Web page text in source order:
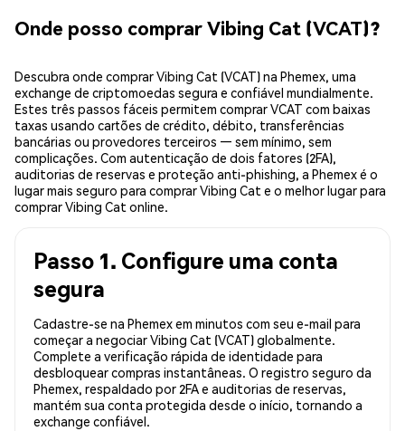
Onde posso comprar Vibing Cat (VCAT)?
Descubra onde comprar Vibing Cat (VCAT) na Phemex, uma
exchange de criptomoedas segura e confiável mundialmente.
Estes três passos fáceis permitem comprar VCAT com baixas
taxas usando cartões de crédito, débito, transferências
bancárias ou provedores terceiros — sem mínimo, sem
complicações. Com autenticação de dois fatores (2FA),
auditorias de reservas e proteção anti-phishing, a Phemex é o
lugar mais seguro para comprar Vibing Cat e o melhor lugar para
comprar Vibing Cat online.
Passo 1. Configure uma conta
segura
Cadastre-se na Phemex em minutos com seu e-mail para
começar a negociar Vibing Cat (VCAT) globalmente.
Complete a verificação rápida de identidade para
desbloquear compras instantâneas. O registro seguro da
Phemex, respaldado por 2FA e auditorias de reservas,
mantém sua conta protegida desde o início, tornando a
exchange confiável.